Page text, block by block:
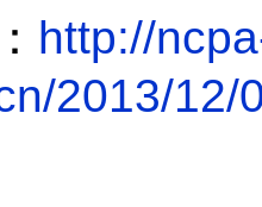
http://
2013/12/